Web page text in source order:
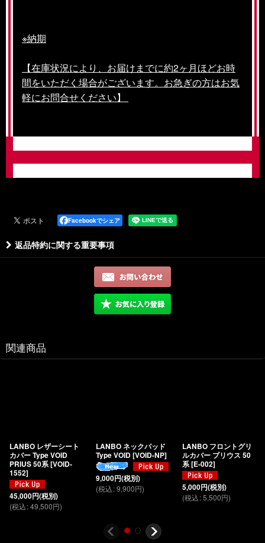
※納期
【在庫状況により、お届けまでに約2ヶ月ほどお時
間をいただく場合がございます。お急ぎの方はお気
軽にお問合せください】
Facebookでシェア
返品特約に関する重要事項
関連商品
LANBO レザーシート
カバー Type VOID
PRIUS 50系[VOID-
1552]
45,000円(税別)
(税込:49,500円)
LANBO ネックパッド
Type VOID [VOID-NP]
9,000円(税別)
(税込:9,900円)
LANBO フロントグリ
ルカバー プリウス 50
系[E-002]
5,000円(税別)
(税込:5,500円)